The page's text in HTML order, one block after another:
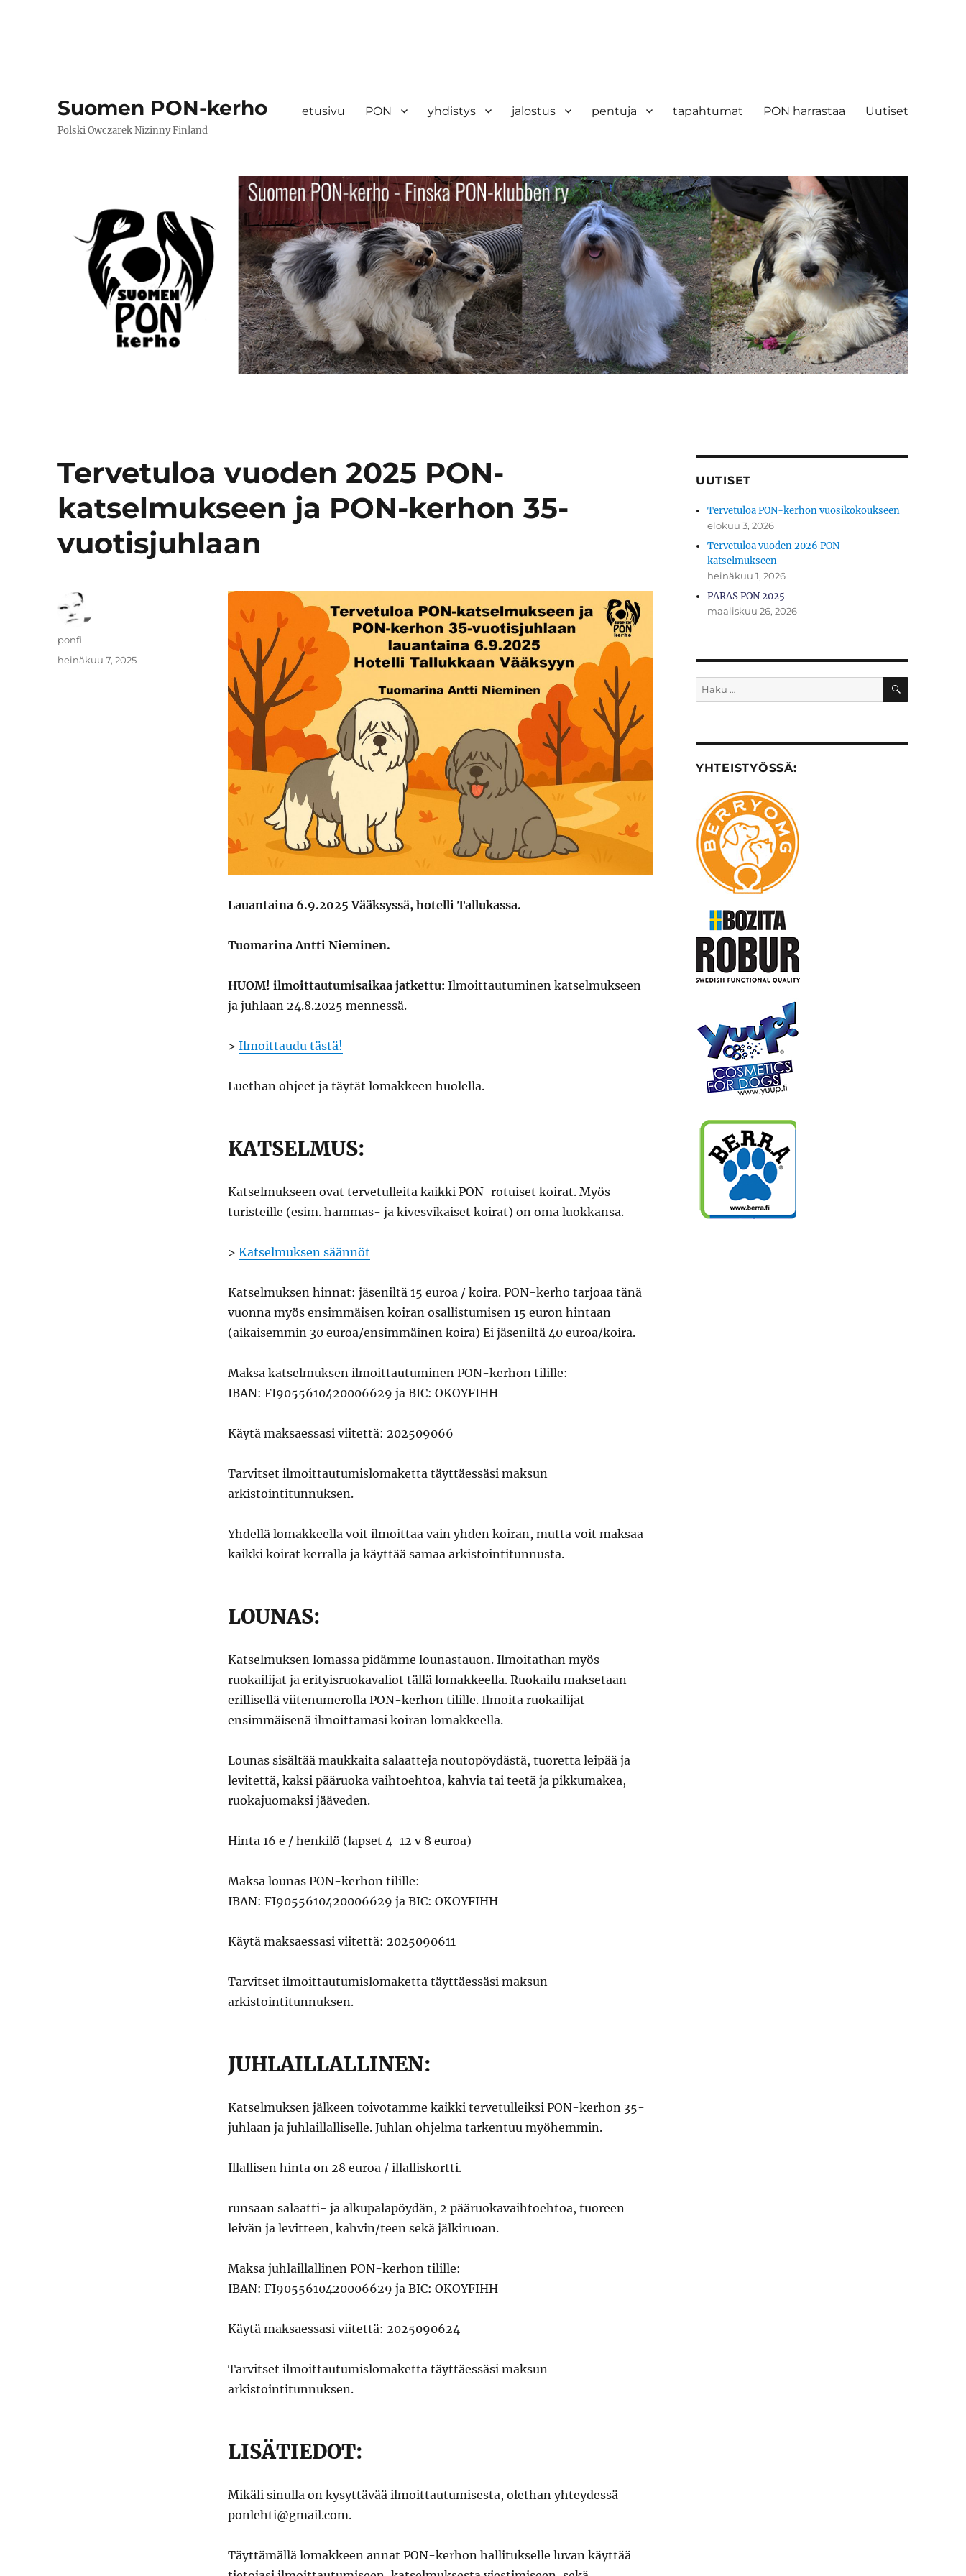
Suomen PON-kerho
Polski Owczarek Nizinny Finland
etusivu PON yhdistys jalostus pentuja tapahtumat PON harrastaa Uutiset
Tervetuloa vuoden 2025 PON-
katselmukseen ja PON-kerhon 35-
vuotisjuhlaan
Lauantaina 6.9.2025 Vääksyssä, hotelli Tallukassa.
Tuomarina Antti Nieminen.
HUOM! ilmoittautumisaikaa jatkettu: Ilmoittautuminen katselmukseen
ja juhlaan 24.8.2025 mennessä.
> Ilmoittaudu tästä!
Luethan ohjeet ja täytät lomakkeen huolella.
KATSELMUS:
Katselmukseen ovat tervetulleita kaikki PON-rotuiset koirat. Myös
turisteille (esim. hammas- ja kivesvikaiset koirat) on oma luokkansa.
> Katselmuksen säännöt
Katselmuksen hinnat: jäseniltä 15 euroa / koira. PON-kerho tarjoaa tänä
vuonna myös ensimmäisen koiran osallistumisen 15 euron hintaan
(aikaisemmin 30 euroa/ensimmäinen koira) Ei jäseniltä 40 euroa/koira.
Maksa katselmuksen ilmoittautuminen PON-kerhon tilille:
IBAN: FI9055610420006629 ja BIC: OKOYFIHH
Käytä maksaessasi viitettä: 202509066
Tarvitset ilmoittautumislomaketta täyttäessäsi maksun
arkistointitunnuksen.
Yhdellä lomakkeella voit ilmoittaa vain yhden koiran, mutta voit maksaa
kaikki koirat kerralla ja käyttää samaa arkistointitunnusta.
LOUNAS:
Katselmuksen lomassa pidämme lounastauon. Ilmoitathan myös
ruokailijat ja erityisruokavaliot tällä lomakkeella. Ruokailu maksetaan
erillisellä viitenumerolla PON-kerhon tilille. Ilmoita ruokailijat
ensimmäisenä ilmoittamasi koiran lomakkeella.
Lounas sisältää maukkaita salaatteja noutopöydästä, tuoretta leipää ja
levitettä, kaksi pääruoka vaihtoehtoa, kahvia tai teetä ja pikkumakea,
ruokajuomaksi jääveden.
Hinta 16 e / henkilö (lapset 4-12 v 8 euroa)
Maksa lounas PON-kerhon tilille:
IBAN: FI9055610420006629 ja BIC: OKOYFIHH
Käytä maksaessasi viitettä: 2025090611
Tarvitset ilmoittautumislomaketta täyttäessäsi maksun
arkistointitunnuksen.
JUHLAILLALLINEN:
Katselmuksen jälkeen toivotamme kaikki tervetulleiksi PON-kerhon 35-
juhlaan ja juhlaillalliselle. Juhlan ohjelma tarkentuu myöhemmin.
Illallisen hinta on 28 euroa / illalliskortti.
runsaan salaatti- ja alkupalapöydän, 2 pääruokavaihtoehtoa, tuoreen
leivän ja levitteen, kahvin/teen sekä jälkiruoan.
Maksa juhlaillallinen PON-kerhon tilille:
IBAN: FI9055610420006629 ja BIC: OKOYFIHH
Käytä maksaessasi viitettä: 2025090624
Tarvitset ilmoittautumislomaketta täyttäessäsi maksun
arkistointitunnuksen.
LISÄTIEDOT:
Mikäli sinulla on kysyttävää ilmoittautumisesta, olethan yhteydessä
ponlehti@gmail.com.
Täyttämällä lomakkeen annat PON-kerhon hallitukselle luvan käyttää
Kirjoittaja
ponfi
Julkaistu
heinäkuu 7, 2025
UUTISET
Tervetuloa PON-kerhon vuosikokoukseen
elokuu 3, 2026
Tervetuloa vuoden 2026 PON-
katselmukseen
heinäkuu 1, 2026
PARAS PON 2025
maaliskuu 26, 2026
Etsi: HAKU
YHTEISTYÖSSÄ: